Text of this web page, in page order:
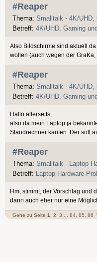
#Reaper
Thema: Smalltalk - 4K/UHD,
Betreff: 4K/UHD, Gaming
Also Bildschirme sind aktuell
wollen (auch wegen der
#Reaper
Thema: Smalltalk - 4K/UHD,
Betreff: 4K/UHD, Gaming
Hallo allerseits,
also da mein Laptop ja
Standrechner kaufen. Der soll
#Reaper
Thema: Smalltalk -
Laptop
Betreff:
Laptop Hardware-
Hm, stimmt, der Vorschlag und
dann auch eher nur eine
Gehe zu Seite 1 2 3 84, 85 86